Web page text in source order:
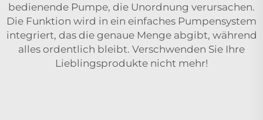
bedienende Pumpe, die Unordnung verursachen.
Die Funktion wird in ein einfaches Pumpensystem
integriert, das die genaue Menge abgibt, während
alles ordentlich bleibt. Verschwenden Sie Ihre
Lieblingsprodukte nicht mehr!